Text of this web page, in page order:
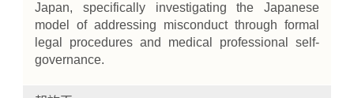
Japan, specifically investigating the Japanese
model of addressing misconduct through formal
legal procedures and medical professional self-
governance.